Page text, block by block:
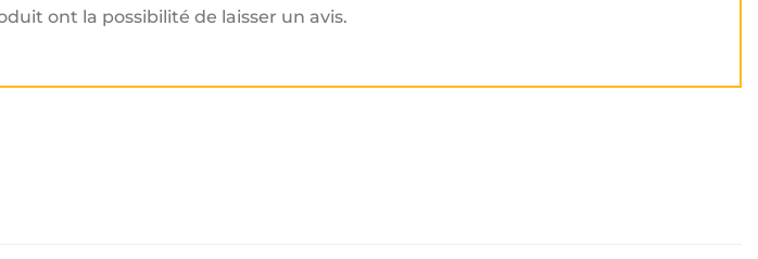
ont la possibilité de laisser un avis.